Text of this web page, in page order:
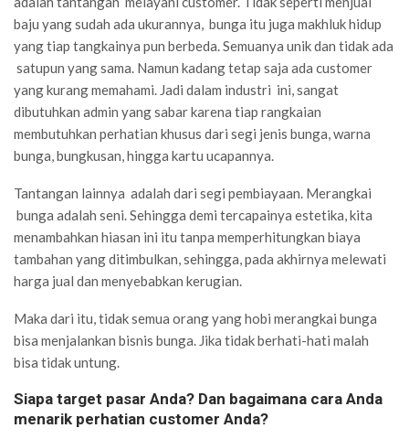
baju yang sudah ada ukurannya, bunga itu juga makhluk hidup
yang tiap tangkainya pun berbeda. Semuanya unik dan tidak ada
satupun yang sama. Namun kadang tetap saja ada customer
yang kurang memahami. Jadi dalam industri ini, sangat
dibutuhkan admin yang sabar karena tiap rangkaian
membutuhkan perhatian khusus dari segi jenis bunga, warna
bunga, bungkusan, hingga kartu ucapannya.
Tantangan lainnya adalah dari segi pembiayaan. Merangkai
bunga adalah seni. Sehingga demi tercapainya estetika, kita
menambahkan hiasan ini itu tanpa memperhitungkan biaya
tambahan yang ditimbulkan, sehingga, pada akhirnya melewati
harga jual dan menyebabkan kerugian.
Maka dari itu, tidak semua orang yang hobi merangkai bunga
bisa menjalankan bisnis bunga. Jika tidak berhati-hati malah
bisa tidak untung.
Siapa target pasar Anda? Dan bagaimana cara Anda
menarik perhatian customer Anda?